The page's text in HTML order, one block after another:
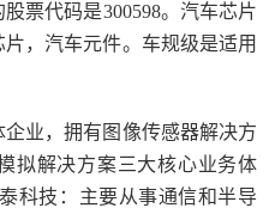
票代码是300598。汽车芯片
，汽车元件。车规级是适用
业，拥有图像传感器解决方
拟解决方案三大核心业务体
科技：主要从事通信和半导